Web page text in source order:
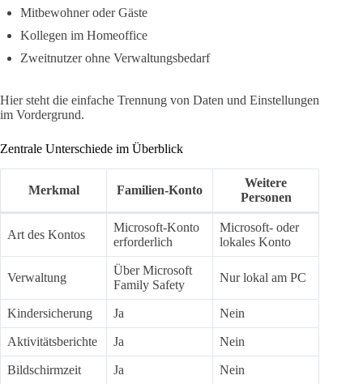
Mitbewohner oder Gäste
Kollegen im Homeoffice
Zweitnutzer ohne Verwaltungsbedarf
Hier steht die einfache Trennung von Daten und Einstellungen
im Vordergrund.
Zentrale Unterschiede im Überblick
Merkmal Familien-Konto
Weitere
Personen
Art des Kontos
Microsoft-Konto
erforderlich
Microsoft- oder
lokales Konto
Verwaltung
Über Microsoft
Family Safety
Nur lokal am PC
Kindersicherung Ja Nein
Aktivitätsberichte Ja Nein
Bildschirmzeit Ja Nein